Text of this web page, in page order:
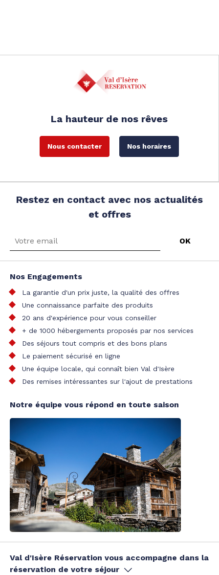
La hauteur de nos rêves
Nous contacter Nos horaires
Restez en contact avec nos actualités
et offres
Nos Engagements
La garantie d'un prix juste, la qualité des offres
Une connaissance parfaite des produits
20 ans d'expérience pour vous conseiller
+ de 1000 hébergements proposés par nos services
Des séjours tout compris et des bons plans
Le paiement sécurisé en ligne
Une équipe locale, qui connaît bien Val d'Isère
Des remises intéressantes sur l'ajout de prestations
Notre équipe vous répond en toute saison
Val d'Isère Réservation vous accompagne dans la
réservation de votre séjour